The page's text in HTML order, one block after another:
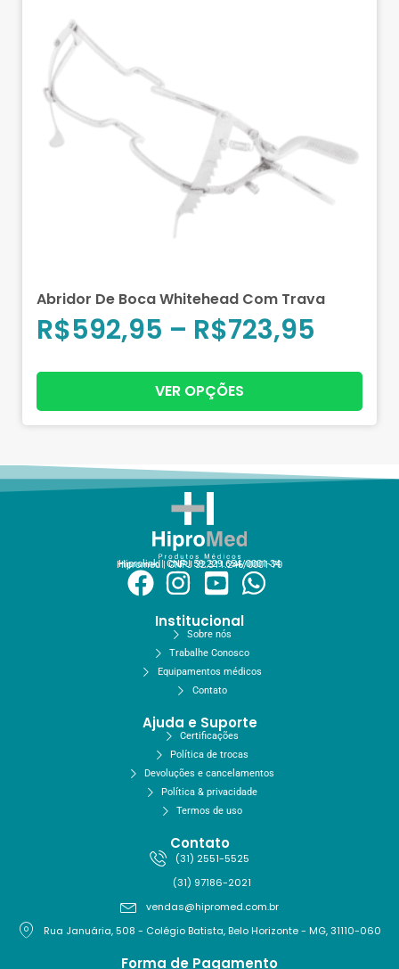
Abridor De Boca Whitehead Com Trava
R$592,95 – R$723,95
VER OPÇÕES
Hiprolink | CNPJ 59.229.654/0001-34
Hipromed | CNPJ 32.311.246/0001-70
Institucional
Sobre nós
Trabalhe Conosco
Equipamentos médicos
Contato
Ajuda e Suporte
Certificações
Política de trocas
Devoluções e cancelamentos
Política & privacidade
Termos de uso
Contato
(31) 2551-5525
(31) 97186-2021
vendas@hipromed.com.br
Rua Januária, 508 - Colégio Batista, Belo Horizonte - MG, 31110-060
Forma de Pagamento